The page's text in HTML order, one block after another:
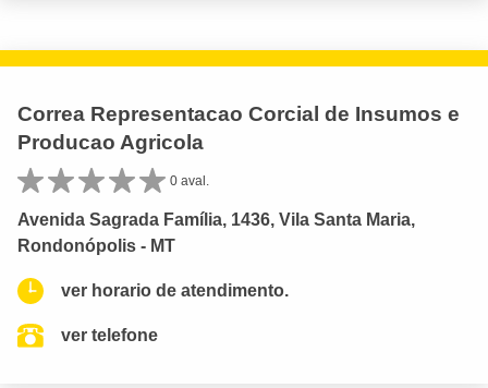
Correa Representacao Corcial de Insumos e
Producao Agricola
0 aval.
Avenida Sagrada Família, 1436, Vila Santa Maria,
Rondonópolis - MT
ver horario de atendimento.
ver telefone